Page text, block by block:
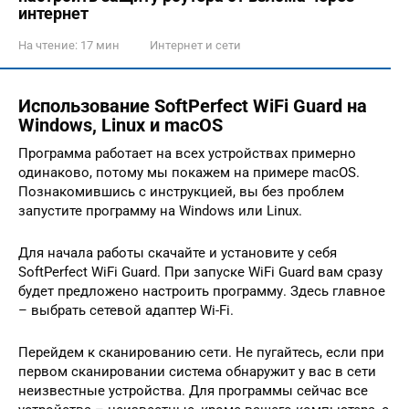
интернет
На чтение: 17 мин Интернет и сети
Использование SoftPerfect WiFi Guard на
Windows, Linux и macOS
Программа работает на всех устройствах примерно
одинаково, потому мы покажем на примере macOS.
Познакомившись с инструкцией, вы без проблем
запустите программу на Windows или Linux.
Для начала работы скачайте и установите у себя
SoftPerfect WiFi Guard. При запуске WiFi Guard вам сразу
будет предложено настроить программу. Здесь главное
– выбрать сетевой адаптер Wi-Fi.
Перейдем к сканированию сети. Не пугайтесь, если при
первом сканировании система обнаружит у вас в сети
неизвестные устройства. Для программы сейчас все